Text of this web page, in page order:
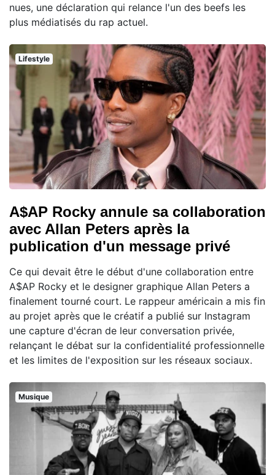
nues, une déclaration qui relance l'un des beefs les
plus médiatisés du rap actuel.
Lifestyle
A$AP Rocky annule sa collaboration
avec Allan Peters après la
publication d'un message privé
Ce qui devait être le début d'une collaboration entre
A$AP Rocky et le designer graphique Allan Peters a
finalement tourné court. Le rappeur américain a mis fin
au projet après que le créatif a publié sur Instagram
une capture d'écran de leur conversation privée,
relançant le débat sur la confidentialité professionnelle
et les limites de l'exposition sur les réseaux sociaux.
Musique